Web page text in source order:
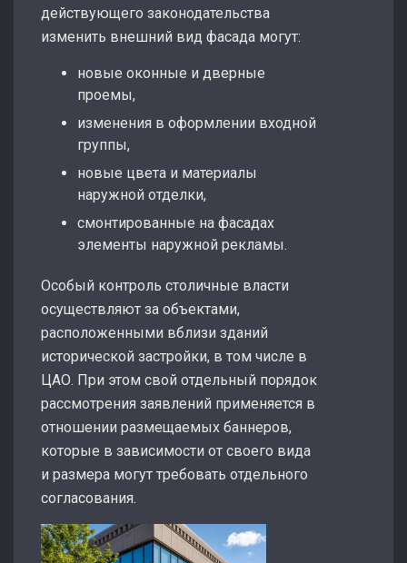
действующего законодательства
изменить внешний вид фасада могут:
новые оконные и дверные
проемы,
изменения в оформлении входной
группы,
новые цвета и материалы
наружной отделки,
смонтированные на фасадах
элементы наружной рекламы.
Особый контроль столичные власти
осуществляют за объектами,
расположенными вблизи зданий
исторической застройки, в том числе в
ЦАО. При этом свой отдельный порядок
рассмотрения заявлений применяется в
отношении размещаемых баннеров,
которые в зависимости от своего вида
и размера могут требовать отдельного
согласования.